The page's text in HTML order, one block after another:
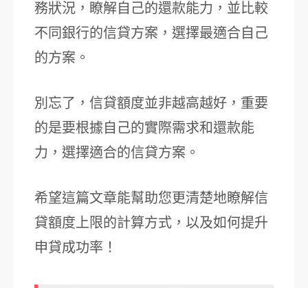
務狀況，瞭解自己的還款能力，並比較
不同銀行的信貸方案，選擇最適合自己
的方案。
別忘了，信貸額度並非越高越好，重要
的是要根據自己的實際需求和還款能
力，選擇適合的信貸方案。
希望這篇文章能幫助您更清楚地瞭解信
貸額度上限的計算方式，以及如何提升
申貸成功率！